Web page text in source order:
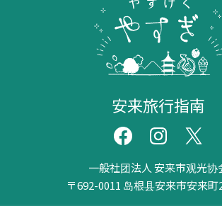
安来旅行指南
一般社团法人 安来市观光协
〒692-0011 岛根县安来市安来町